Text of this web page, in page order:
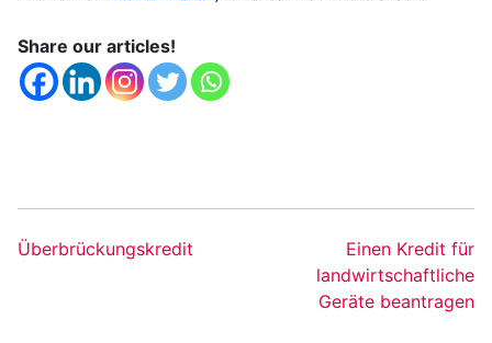
Share our articles!
Überbrückungskredit
Einen Kredit für
landwirtschaftliche
Geräte beantragen